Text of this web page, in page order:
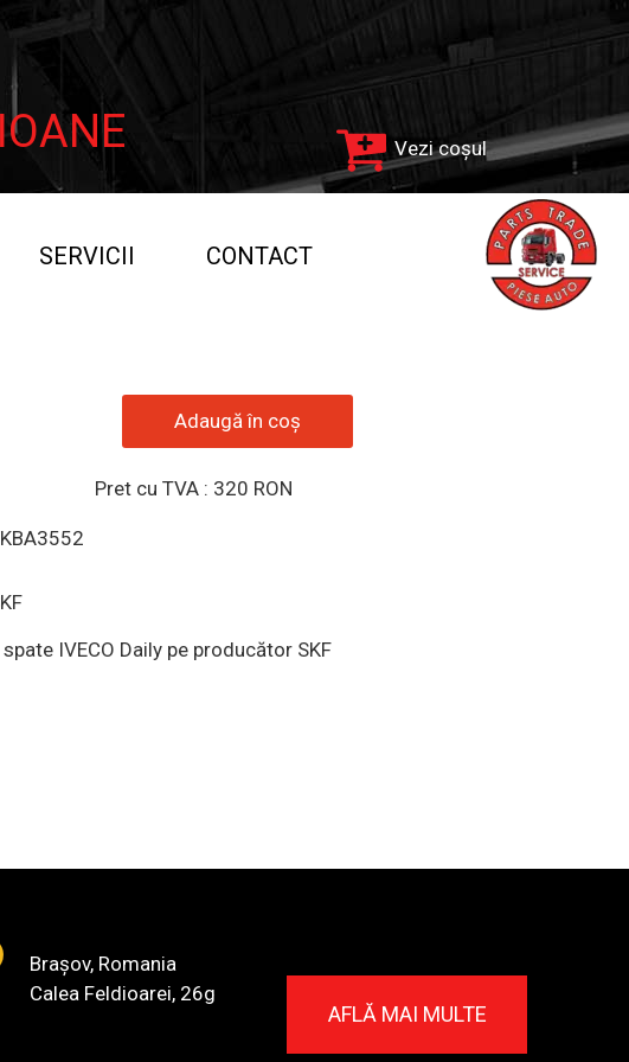
Pret cu TVA : 320 RON
Adaugă în coș
IVECO Daily pe producător SKF
SERVICII CONTACT
Vezi coșul
AFLĂ MAI MULTE
Brașov, Romania
Calea Feldioarei, 26g